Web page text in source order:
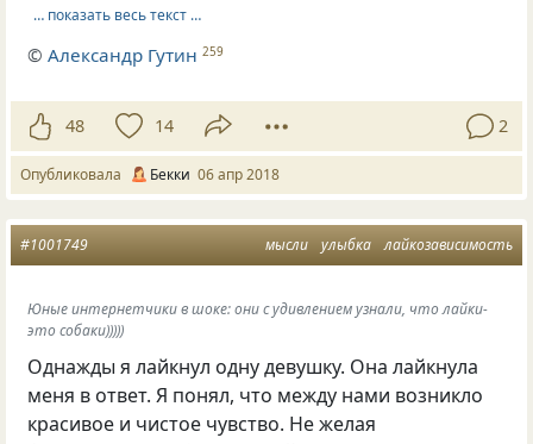
… показать весь текст …
©Александр Гутин 259
48 14 2
Опубликовала Бекки 06 апр 2018
мысли улыбка лайкозависимость
#1001749
Юные интернетчики в шоке: они с удивлением узнали, что лайки-
это собаки)))))
Однажды я лайкнул одну девушку. Она лайкнула
меня в ответ. Я понял, что между нами возникло
красивое и чистое чувство. Не желая